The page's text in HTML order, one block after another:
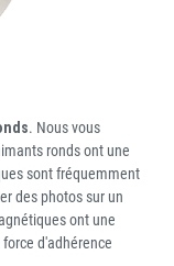
. Nous vous
ronds ont une
sont fréquemment
des photos sur un
ont une
d'adhérence